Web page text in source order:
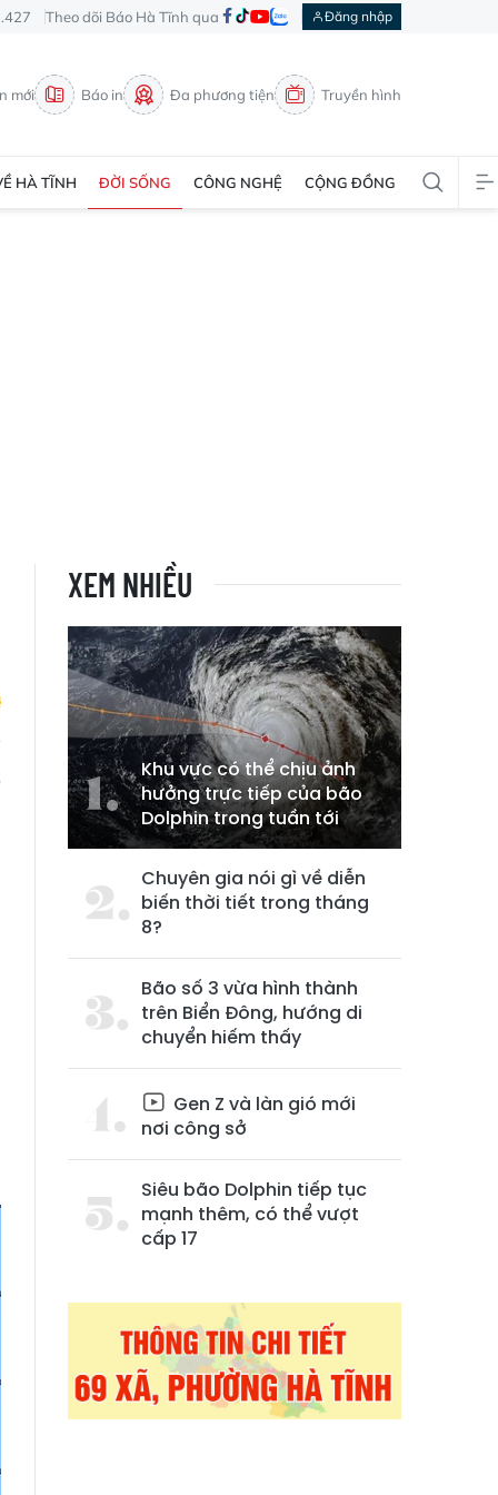
Theo dõi Báo Hà Tĩnh qua Đăng nhập
mới Báo in Đa phương tiện Truyền hình
HÀ TĨNH ĐỜI SỐNG CÔNG NGHỆ CỘNG ĐỒNG
XEM NHIỀU
Khu vực có thể chịu ảnh
hưởng trực tiếp của bão
Dolphin trong tuần tới
Chuyên gia nói gì về diễn
biến thời tiết trong tháng
8?
Bão số 3 vừa hình thành
trên Biển Đông, hướng di
chuyển hiếm thấy
Gen Z và làn gió mới
nơi công sở
Siêu bão Dolphin tiếp tục
mạnh thêm, có thể vượt
cấp 17